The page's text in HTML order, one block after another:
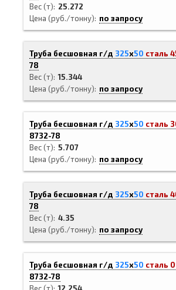
Вес (т)
25.272
Цена (руб./тонну)
по запросу
Труба бесшовная г/д 325х50 сталь
78
Вес (т) 15.344
Цена (руб./тонну)
по запросу
Труба бесшовная г/д 325х50 сталь
8732-78
Вес (т) 5.707
Цена (руб./тонну)
по запросу
Труба бесшовная г/д 325х50 сталь
78
Вес (т) 4.35
Цена (руб./тонну)
по запросу
Труба бесшовная г/д 325х50 сталь
8732-78